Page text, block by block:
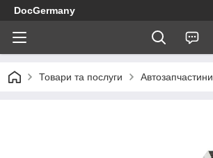
DocGermany
Товари та послуги Автозапчастини